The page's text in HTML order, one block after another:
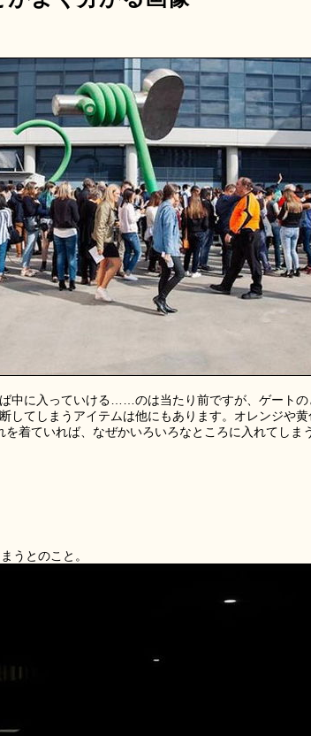
中に入っていける……のは当たり前ですが、ゲート
してしまうアイテムは他にもあります。オレンジや
着ていれば、なぜかいろいろなところに入れてしま
うとのこと。